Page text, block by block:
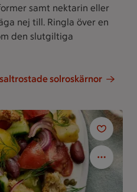
samt nektarin eller
nej till. Ringla över en
den slutgiltiga
solroskärnor